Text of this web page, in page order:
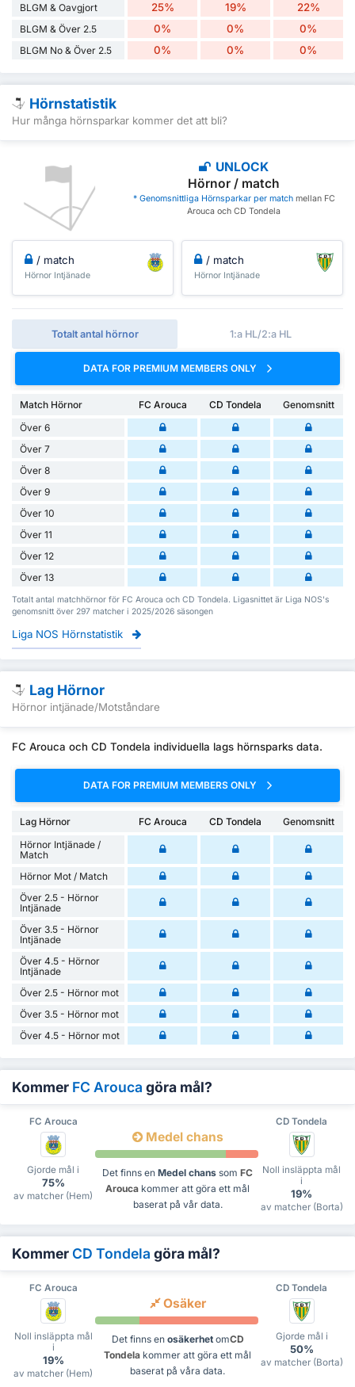
BLGM & Oavgjort 25% 19% 22%
BLGM & Över 2.5 0% 0% 0%
BLGM No & Över 2.5 0% 0% 0%
Hörnstatistik
Hur många hörnsparkar kommer det att bli?
UNLOCK
Hörnor / match
* Genomsnittliga Hörnsparkar per matchmellan FC
Arouca och CD Tondela
/ match
Hörnor Intjänade
/ match
Hörnor Intjänade
Totalt antal hörnor 1:a HL/2:a HL
DATA FOR PREMIUM MEMBERS ONLY
Match Hörnor FC Arouca CD Tondela
Genomsnitt
Över 6
Över 7
Över 8
Över 9
Över 10
Över 11
Över 12
Över 13
Totalt antal matchhörnor för FC Arouca och CD Tondela. Ligasnittet är Liga NOS's
genomsnitt över 297 matcher i 2025/2026 säsongen
Liga NOS Hörnstatistik
Lag Hörnor
Hörnor intjänade/Motståndare
FC Arouca och CD Tondela individuella lags hörnsparks data.
DATA FOR PREMIUM MEMBERS ONLY
Lag Hörnor FC Arouca CD Tondela
Genomsnitt
Hörnor Intjänade /
Match
Hörnor Mot / Match
Över 2.5 - Hörnor
Intjänade
Över 3.5 - Hörnor
Intjänade
Över 4.5 - Hörnor
Intjänade
Över 2.5 - Hörnor mot
Över 3.5 - Hörnor mot
Över 4.5 - Hörnor mot
Kommer FC Arouca göra mål?
FC Arouca CD Tondela
Gjorde mål i
75%
av matcher (Hem)
Medel chans
Det finns en Medel chans som FC
Arouca kommer att göra ett mål
baserat på vår data.
Noll insläppta mål
i
19%
av matcher (Borta)
Kommer CD Tondela göra mål?
FC Arouca CD Tondela
Noll insläppta mål
i
19%
av matcher (Hem)
Osäker
Det finns en osäkerhetomCD
Tondela kommer att göra ett mål
baserat på våra data.
Gjorde mål i
50%
av matcher (Borta)